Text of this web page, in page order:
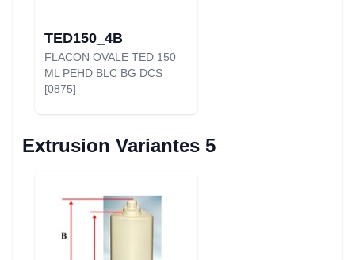
TED150_4B
FLACON OVALE TED 150
ML PEHD BLC BG DCS
[0875]
Extrusion Variantes 5